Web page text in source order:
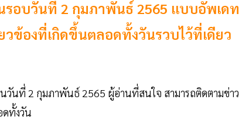
อบวันที่ 2 กุมภาพันธ์ 2565 แบบอัพเดท
ข้องที่เกิดขึ้นตลอดทั้งวันรวบไว้ที่เดียว
วันที่ 2 กุมภาพันธ์ 2565 ผู้อ่านที่สนใจ สามารถติดตามข่าว
ดทั้งวัน